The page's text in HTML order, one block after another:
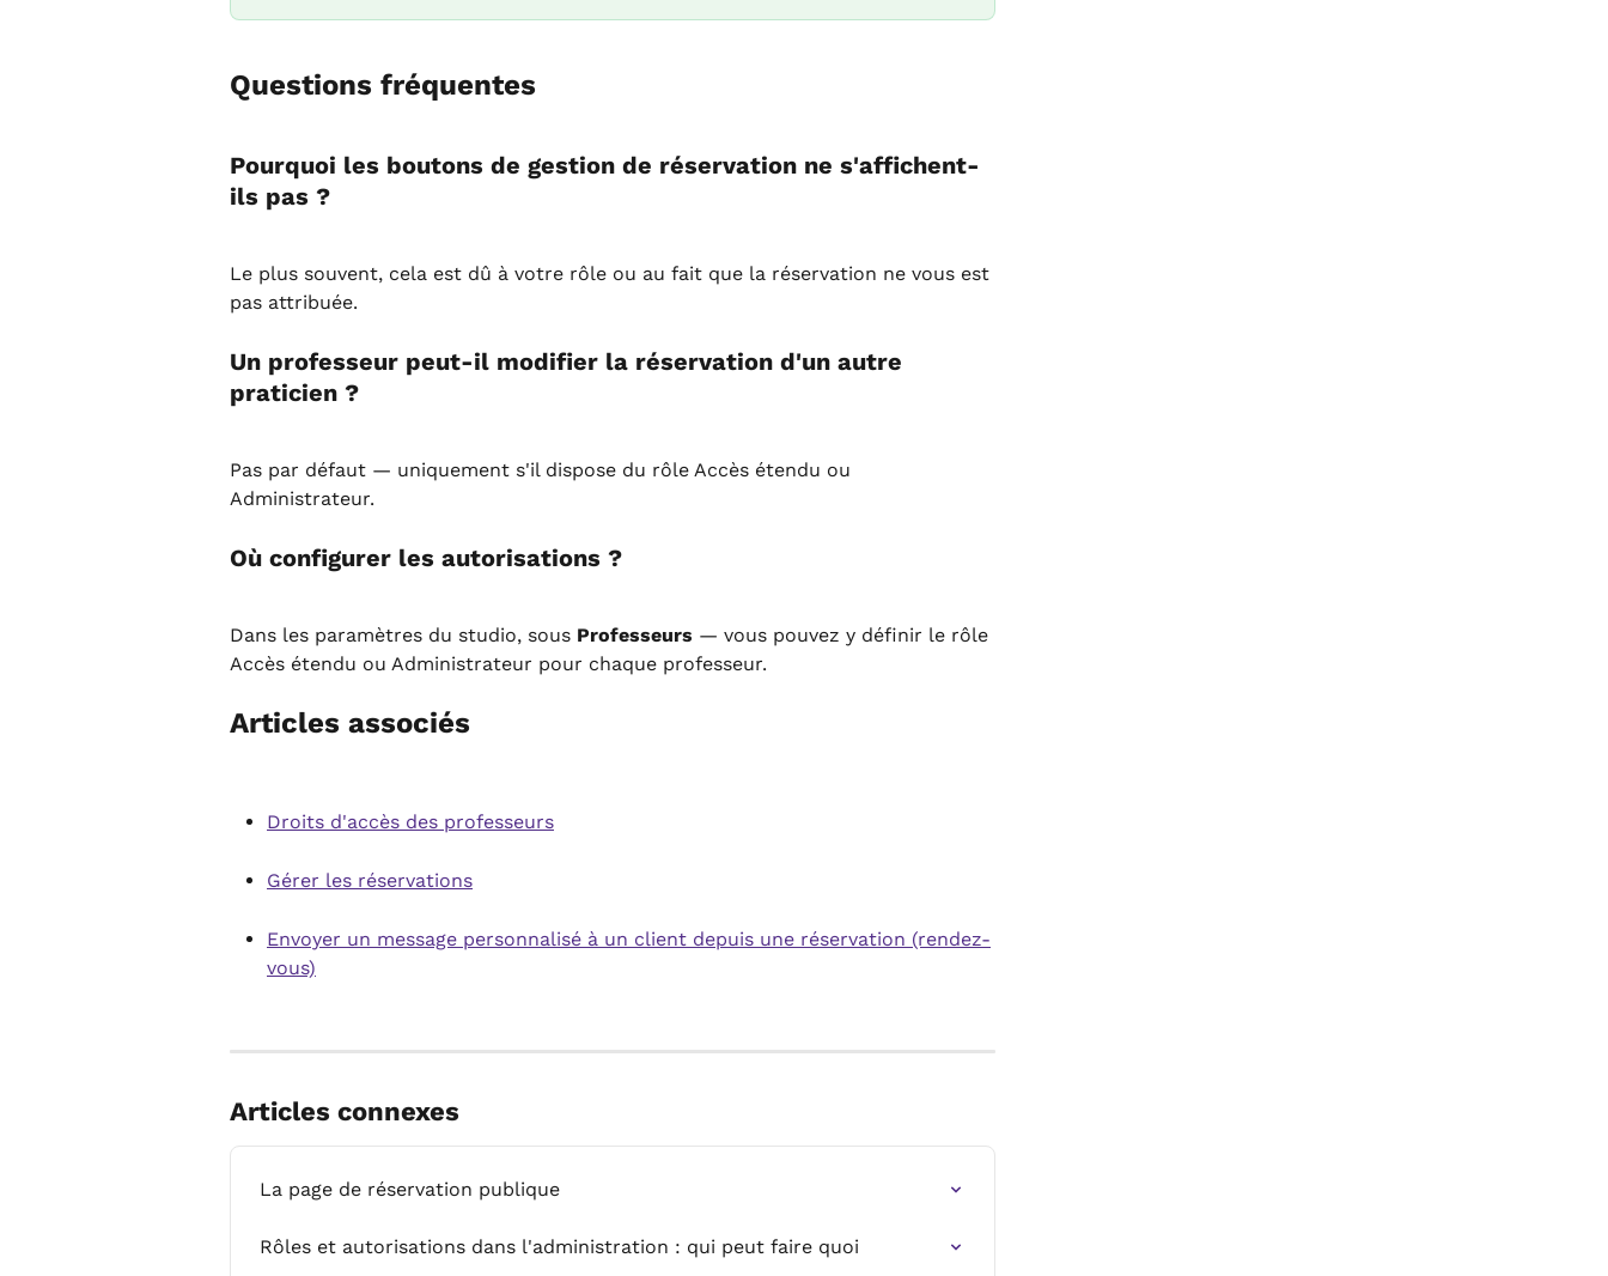
Questions fréquentes
Pourquoi les boutons de gestion de réservation ne s'affichent-
ils pas ?
Le plus souvent, cela est dû à votre rôle ou au fait que la réservation ne vous est
pas attribuée.
Un professeur peut-il modifier la réservation d'un autre
praticien ?
Pas par défaut — uniquement s'il dispose du rôle Accès étendu ou
Administrateur.
Où configurer les autorisations ?
Dans les paramètres du studio, sous Professeurs — vous pouvez y définir le rôle
Accès étendu ou Administrateur pour chaque professeur.
Articles associés
Droits d'accès des professeurs
Gérer les réservations
Envoyer un message personnalisé à un client depuis une réservation (rendez-
vous)
Articles connexes
La page de réservation publique
Rôles et autorisations dans l'administration : qui peut faire quoi